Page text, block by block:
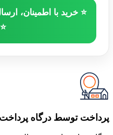
⭐ خرید با اطمینان،
⭐
پرداخت توسط درگاه پرداخت